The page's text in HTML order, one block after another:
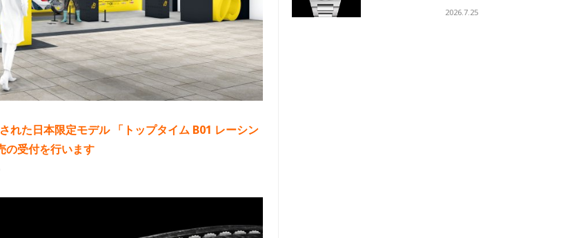
れた日本限定モデル 「トップタイム B01 レーシン
の受付を行います
2026.7.25